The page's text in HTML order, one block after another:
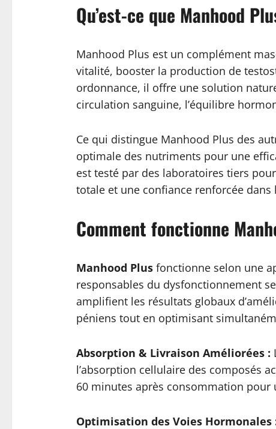
Qu’est-ce que Manhood
Manhood Plus est un complément
vitalité, booster la production de
ordonnance, il offre une solution
circulation sanguine, l’équilibre
Ce qui distingue Manhood Plus des
optimale des nutriments pour une
est testé par des laboratoires tiers
totale et une confiance renforcée
Comment fonctionne
Manhood Plusfonctionne selon une
responsables du dysfonctionnement
amplifient les résultats globaux
péniens tout en optimisant
Absorption & Livraison Améliorées :
l’absorption cellulaire des composés
60 minutes après consommation
Optimisation des Voies Hormonales